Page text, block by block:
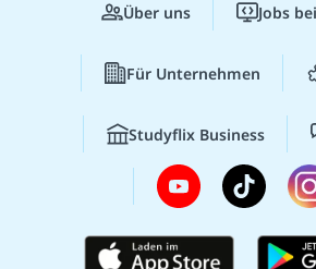
Über uns Jobs
Für Unternehmen
Studyflix Business